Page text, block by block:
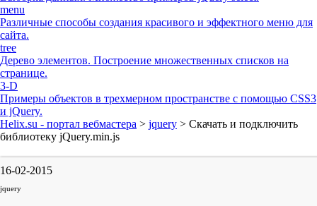
menu
Различные способы создания красивого и эффектного меню для
сайта.
tree
Дерево элементов. Построение множественных списков на
странице.
3-D
Примеры объектов в трехмерном пространстве с помощью CSS3
и jQuery.
Helix.su - портал вебмастера > jquery > Скачать и подключить
библиотеку jQuery.min.js
16-02-2015
jquery